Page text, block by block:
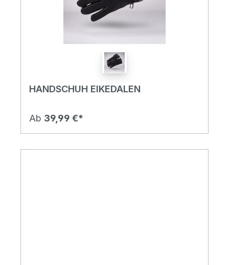
HANDSCHUH EIKEDALEN
Ab 39,99 €*